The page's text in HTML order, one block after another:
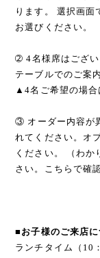
ります。 選択画面
お選びください。
➁ 4名様席はござ
テーブルでのご案
▲4名ご希望の場合
③ オーダー内容が
れてください。オ
ください。 （わか
さい。こちらで確
■お子様のご来店に
ランチタイム（10